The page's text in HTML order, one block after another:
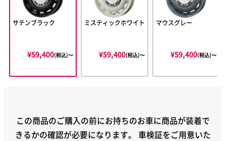
サテンブラック
¥59,400(税込)〜
ミスティックホワイト
¥59,400(税込)〜
マウスグレー
¥59,400(税込)〜
この商品のご購入の前にお持ちのお車に商品が装着で
きるかの確認が必要になります。 車検証をご用意いた